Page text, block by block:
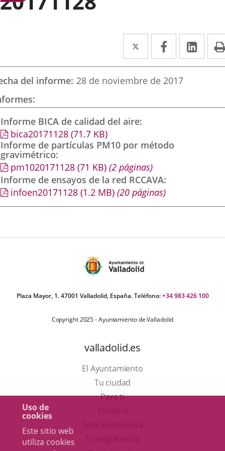
Uso de
cookies
Este sitio web
utiliza cookies
Twitter
Enlace
a
una
externa.
Facebook
Enlace
a
una
externa.
a
del informe 28 de noviembre de 2017
Informe BICA de calidad del aire
bica20171128 (71.7 KB)
Informe de partículas PM10 por método
gravimétrico
pm1020171128 (71 KB) (2 páginas)
Informe de ensayos de la red RCCAVA
infoen20171128 (1.2 MB) (20 páginas)
Plaza Mayor, 1. 47001 Valladolid, España. Teléfono:+34 983 426 100
Copyright 2025 - Ayuntamiento de Valladolid
valladolid.es
El Ayuntamiento
Tu ciudad
Para ti